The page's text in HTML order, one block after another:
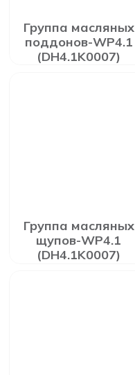
Группа масляных
поддонов-WP4.1
(DH4.1K0007)
Группа масляных
щупов-WP4.1
(DH4.1K0007)